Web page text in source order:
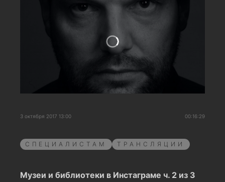
3 октября 2017 13:00 00:16:29
СПЕЦИАЛИСТАМ ТРАНСЛЯЦИИ
Музеи и библиотеки в Инстаграме ч. 2 из 3